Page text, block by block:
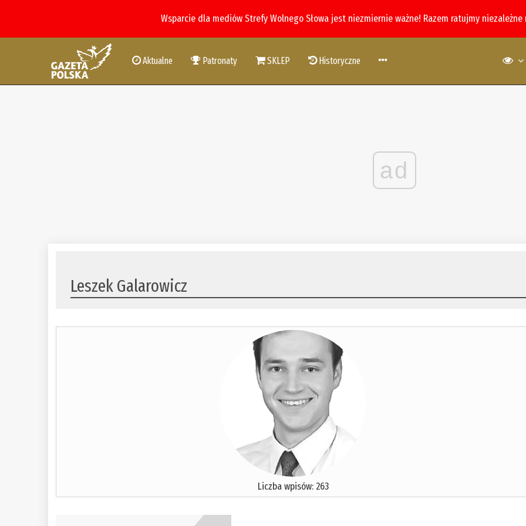
Wsparcie dla mediów Strefy Wolnego Słowa jest niezmiernie ważne! Razem ratujmy
Aktualne Patronaty SKLEP Historyczne
ad
Leszek Galarowicz
Liczba wpisów: 263